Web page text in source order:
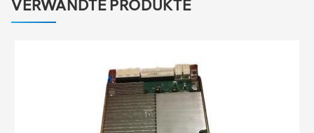
VERWANDTE PRODUKTE